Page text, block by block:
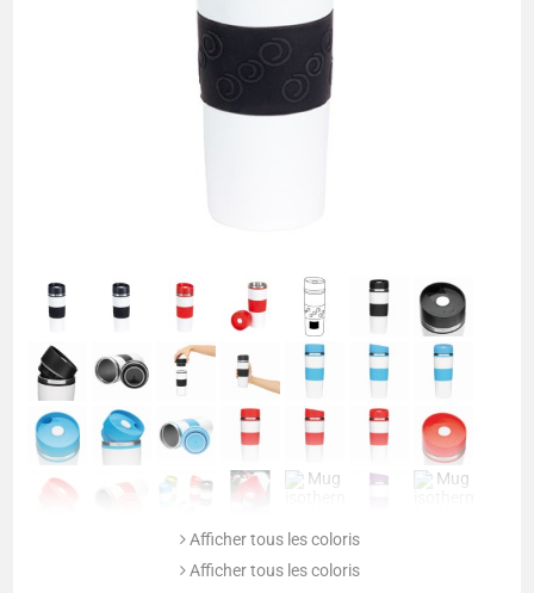
Afficher tous les coloris
Afficher tous les coloris